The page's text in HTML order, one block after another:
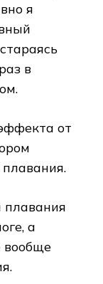
я
в
от
плавания
а
вообще